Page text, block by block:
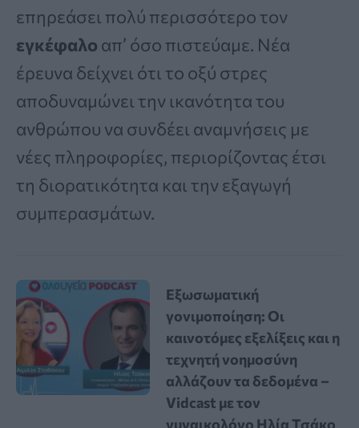
επηρεάσει πολύ περισσότερο τον
εγκέφαλο απ’ όσο πιστεύαμε. Νέα
έρευνα δείχνει ότι το οξύ στρες
αποδυναμώνει την ικανότητα του
ανθρώπου να συνδέει αναμνήσεις με
νέες πληροφορίες, περιορίζοντας έτσι
τη διορατικότητα και την εξαγωγή
συμπερασμάτων.
Εξωσωματική
γονιμοποίηση: Οι
καινοτόμες εξελίξεις και η
τεχνητή νοημοσύνη
αλλάζουν τα δεδομένα –
Vidcast με τον
γυναικολόγο Ηλία Τσάκο